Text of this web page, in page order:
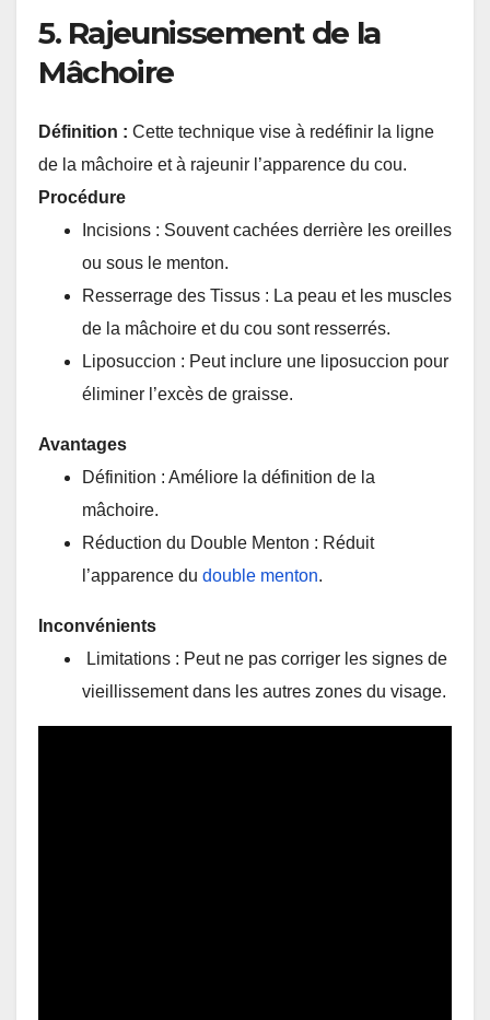
5. Rajeunissement de la
Mâchoire
Définition : Cette technique vise à redéfinir la ligne
de la mâchoire et à rajeunir l’apparence du cou.
Procédure
Incisions : Souvent cachées derrière les oreilles
ou sous le menton.
Resserrage des Tissus : La peau et les muscles
de la mâchoire et du cou sont resserrés.
Liposuccion : Peut inclure une liposuccion pour
éliminer l’excès de graisse.
Avantages
Définition : Améliore la définition de la
mâchoire.
Réduction du Double Menton : Réduit
l’apparence du double menton.
Inconvénients
Limitations : Peut ne pas corriger les signes de
vieillissement dans les autres zones du visage.